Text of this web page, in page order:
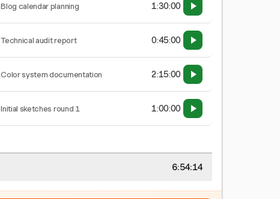
Blog calendar planning 1:30:00
Technical audit report 0:45:00
Color system documentation 2:15:00
Initial sketches round 1 1:00:00
6:54:15